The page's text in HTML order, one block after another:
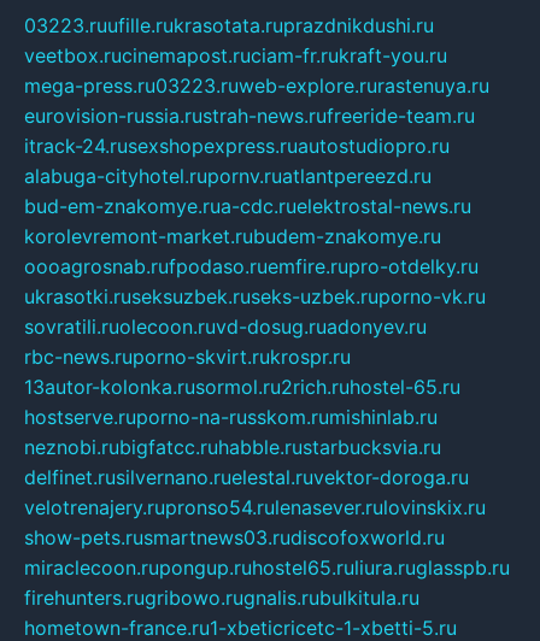
03223.ruufille.rukrasotata.ruprazdnikdushi.ru
veetbox.rucinemapost.ruciam-fr.rukraft-you.ru
mega-press.ru03223.ruweb-explore.rurastenuya.ru
eurovision-russia.rustrah-news.rufreeride-team.ru
itrack-24.rusexshopexpress.ruautostudiopro.ru
alabuga-cityhotel.rupornv.ruatlantpereezd.ru
bud-em-znakomye.rua-cdc.ruelektrostal-news.ru
korolevremont-market.rubudem-znakomye.ru
oooagrosnab.rufpodaso.ruemfire.rupro-otdelky.ru
ukrasotki.ruseksuzbek.ruseks-uzbek.ruporno-vk.ru
sovratili.ruolecoon.ruvd-dosug.ruadonyev.ru
rbc-news.ruporno-skvirt.rukrospr.ru
13autor-kolonka.rusormol.ru2rich.ruhostel-65.ru
hostserve.ruporno-na-russkom.rumishinlab.ru
neznobi.rubigfatcc.ruhabble.rustarbucksvia.ru
delfinet.rusilvernano.ruelestal.ruvektor-doroga.ru
velotrenajery.rupronso54.rulenasever.rulovinskix.ru
show-pets.rusmartnews03.rudiscofoxworld.ru
miraclecoon.rupongup.ruhostel65.ruliura.ruglasspb.ru
firehunters.rugribowo.rugnalis.rubulkitula.ru
hometown-france.ru1-xbeticricetc-1-xbetti-5.ru